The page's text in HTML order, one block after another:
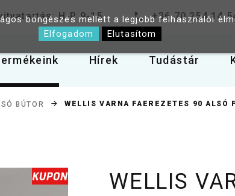
H-P 9-15 +36 70 254 14
Hírek Tudástár
BÚTOR WELLIS VARNA FAEREZETES 90 ALSÓ
WELLIS
böngészés mellett a legjobb felhasználói
Elfogadom
Elutasítom